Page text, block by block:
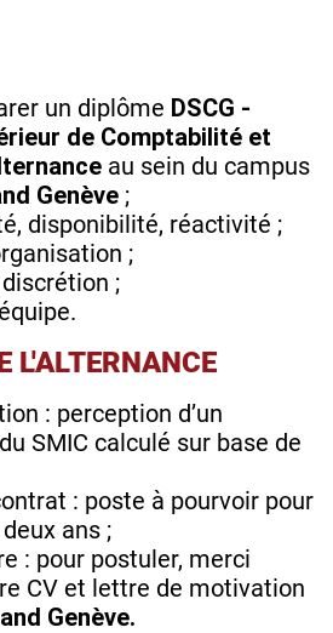
un diplôme DSCG -
de Comptabilité et
au sein du campus
Genève ;
disponibilité, réactivité ;
;
;
L'ALTERNANCE
: perception d’un
SMIC calculé sur base de
: poste à pourvoir pour
ans ;
: pour postuler, merci
CV et lettre de motivation
Genève.